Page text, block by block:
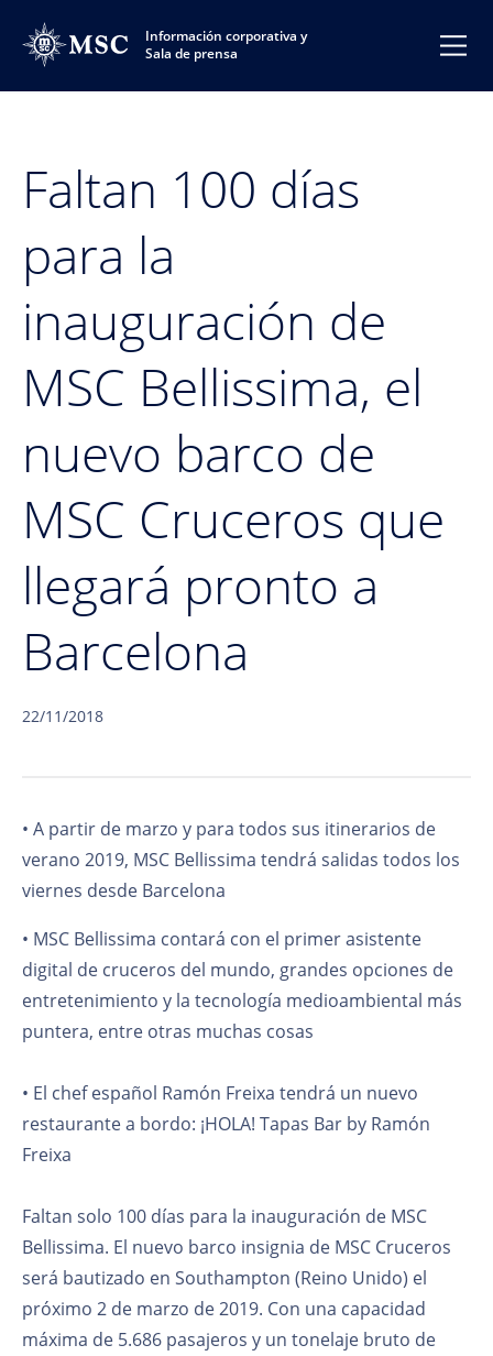
Información corporativa y
Sala de prensa
Faltan 100 días
para la
inauguración de
MSC Bellissima, el
nuevo barco de
MSC Cruceros que
llegará pronto a
Barcelona
22/11/2018
• A partir de marzo y para todos sus itinerarios de
verano 2019, MSC Bellissima tendrá salidas todos los
viernes desde Barcelona
• MSC Bellissima contará con el primer asistente
digital de cruceros del mundo, grandes opciones de
entretenimiento y la tecnología medioambiental más
puntera, entre otras muchas cosas
• El chef español Ramón Freixa tendrá un nuevo
restaurante a bordo: ¡HOLA! Tapas Bar by Ramón
Freixa
Faltan solo 100 días para la inauguración de MSC
Bellissima. El nuevo barco insignia de MSC Cruceros
será bautizado en Southampton (Reino Unido) el
próximo 2 de marzo de 2019. Con una capacidad
máxima de 5.686 pasajeros y un tonelaje bruto de